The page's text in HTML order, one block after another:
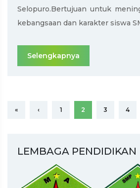
Selopuro.Bertujuan untuk
kebangsaan dan karakter siswa
Selengkapnya
« ‹ 1 2 3 4
LEMBAGA PENDIDIKAN